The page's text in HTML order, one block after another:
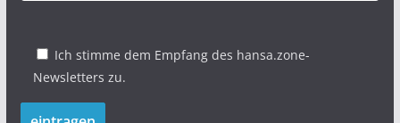
Ich stimme dem Empfang des hansa.zone-
Newsletters zu.